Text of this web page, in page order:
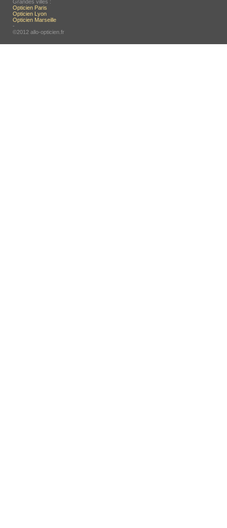
Grandes villes :
Opticien Paris
Opticien Lyon
Opticien Marseille
-
©2012 allo-opticien.fr